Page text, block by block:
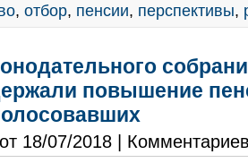
, отбор, пенсии, перспективы,
повышение
от 18/07/2018 |